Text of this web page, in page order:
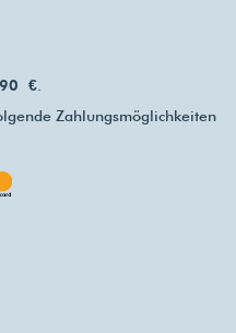
€
Zahlungsmöglichkeiten